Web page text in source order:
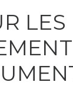
LES